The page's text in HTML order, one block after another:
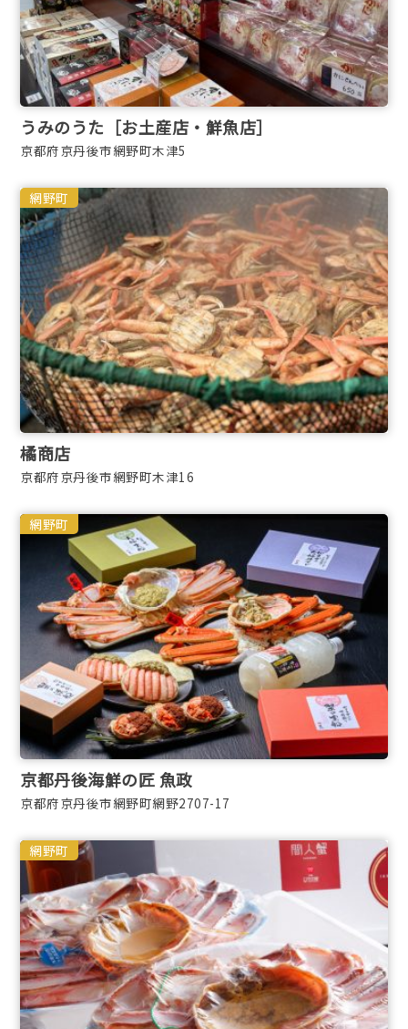
うみのうた［お土産店・鮮魚店］
京都府京丹後市網野町木津5
網野町
橘商店
京都府京丹後市網野町木津16
網野町
京都丹後海鮮の匠 魚政
京都府京丹後市網野町網野2707-17
網野町